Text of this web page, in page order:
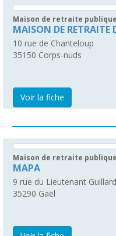
Maison de retraite publique
MAISON DE RETRAITE
10 rue de Chanteloup
35150 Corps-nuds
Voir la fiche
Maison de retraite publique
MAPA
9 rue du Lieutenant Guillard
35290 Gaël